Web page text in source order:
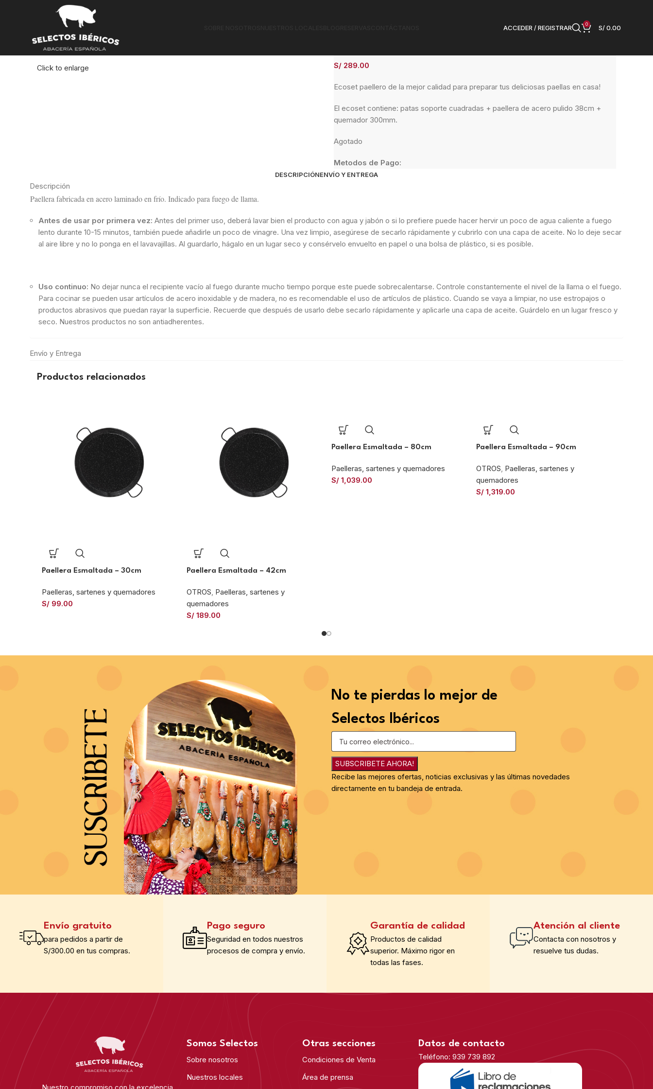
ACCEDER / REGISTRAR 0 S/0.00
OTROS
Agotado
Click to enlarge S/ 289.00
Ecoset paellero de la mejor calidad para preparar tus deliciosas paellas en casa!
El ecoset contiene: patas soporte cuadradas + paellera de acero pulido 38cm +
quemador 300mm.
Agotado
Metodos de Pago:
DESCRIPCIÓNENVÍO Y ENTREGA
Descripción
Paellera fabricada en acero laminado en frío. Indicado para fuego de llama.
Antes de usar por primera vez: Antes del primer uso, deberá lavar bien el producto con agua y jabón o si lo prefiere puede hacer hervir un poco de agua caliente a fuego
lento durante 10-15 minutos, también puede añadirle un poco de vinagre. Una vez limpio, asegúrese de secarlo rápidamente y cubrirlo con una capa de aceite. No lo deje secar
al aire libre y no lo ponga en el lavavajillas. Al guardarlo, hágalo en un lugar seco y consérvelo envuelto en papel o una bolsa de plástico, si es posible.
Uso continuo: No dejar nunca el recipiente vacío al fuego durante mucho tiempo porque este puede sobrecalentarse. Controle constantemente el nivel de la llama o el fuego.
Para cocinar se pueden usar artículos de acero inoxidable y de madera, no es recomendable el uso de artículos de plástico. Cuando se vaya a limpiar, no use estropajos o
productos abrasivos que puedan rayar la superficie. Recuerde que después de usarlo debe secarlo rápidamente y aplicarle una capa de aceite. Guárdelo en un lugar fresco y
seco. Nuestros productos no son antiadherentes.
Envío y Entrega
Productos relacionados
Paellera Esmaltada – 30cm
Paelleras, sartenes y quemadores
S/ 99.00
Paellera Esmaltada – 42cm
OTROS, Paelleras, sartenes y
quemadores
S/ 189.00
Paellera Esmaltada – 80cm
Paelleras, sartenes y quemadores
S/ 1,039.00
Paellera Esmaltada – 90cm
OTROS, Paelleras, sartenes y
quemadores
S/ 1,319.00
No te pierdas lo mejor de
Selectos Ibéricos
SUBSCRIBETE AHORA!
Recibe las mejores ofertas, noticias exclusivas y las últimas novedades
directamente en tu bandeja de entrada.
Envío gratuito
para pedidos a partir de
S/300.00 en tus compras.
Pago seguro
Seguridad en todos nuestros
procesos de compra y envío.
Garantía de calidad
Productos de calidad
superior. Máximo rigor en
todas las fases.
Atención al cliente
Contacta con nosotros y
resuelve tus dudas.
Somos Selectos
Sobre nosotros
Nuestros locales
Otras secciones
Condiciones de Venta
Área de prensa
Datos de contacto
Teléfono: 939 739 892